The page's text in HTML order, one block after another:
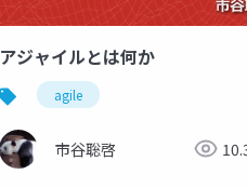
アジャイルとは何か
agile
市谷聡啓